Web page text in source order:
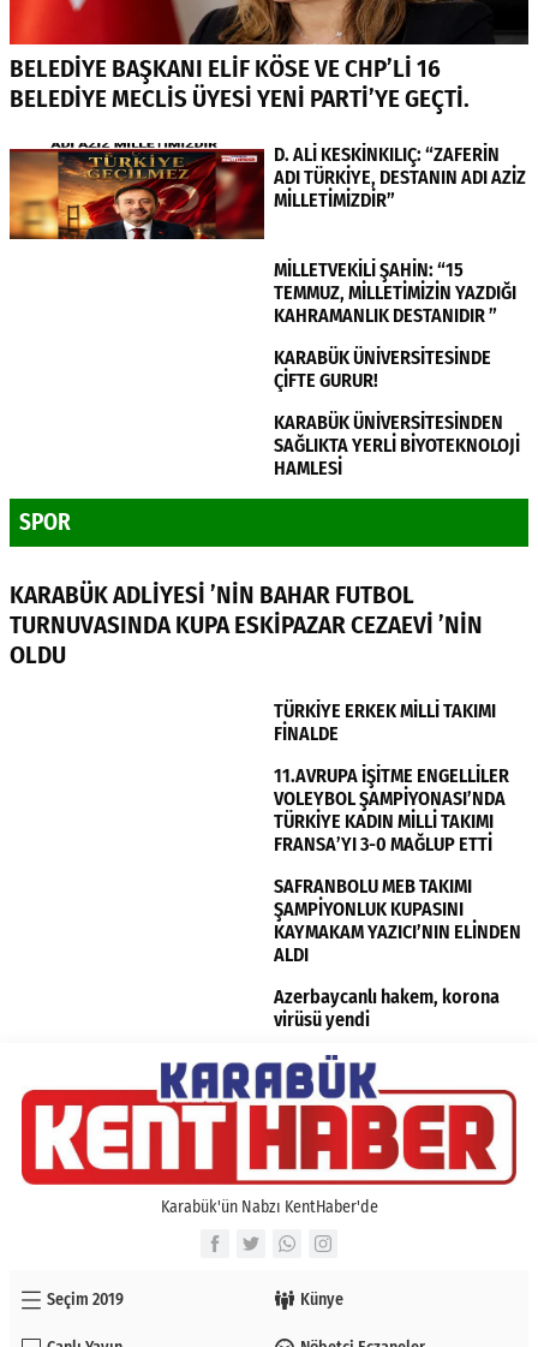
BELEDİYE BAŞKANI ELİF KÖSE VE CHP’Lİ 16
BELEDİYE MECLİS ÜYESİ YENİ PARTİ’YE GEÇTİ.
D. ALİ KESKİNKILIÇ: “ZAFERİN
ADI TÜRKİYE, DESTANIN ADI AZİZ
MİLLETİMİZDİR”
MİLLETVEKİLİ ŞAHİN: “15
TEMMUZ, MİLLETİMİZİN YAZDIĞI
KAHRAMANLIK DESTANIDIR ”
KARABÜK ÜNİVERSİTESİNDE
ÇİFTE GURUR!
KARABÜK ÜNİVERSİTESİNDEN
SAĞLIKTA YERLİ BİYOTEKNOLOJİ
HAMLESİ
SPOR
KARABÜK ADLİYESİ ’NİN BAHAR FUTBOL
TURNUVASINDA KUPA ESKİPAZAR CEZAEVİ ’NİN
OLDU
TÜRKİYE ERKEK MİLLİ TAKIMI
FİNALDE
11.AVRUPA İŞİTME ENGELLİLER
VOLEYBOL ŞAMPİYONASI’NDA
TÜRKİYE KADIN MİLLİ TAKIMI
FRANSA’YI 3-0 MAĞLUP ETTİ
SAFRANBOLU MEB TAKIMI
ŞAMPİYONLUK KUPASINI
KAYMAKAM YAZICI’NIN ELİNDEN
ALDI
Azerbaycanlı hakem, korona
virüsü yendi
Karabük'ün Nabzı KentHaber'de
Seçim 2019 Künye